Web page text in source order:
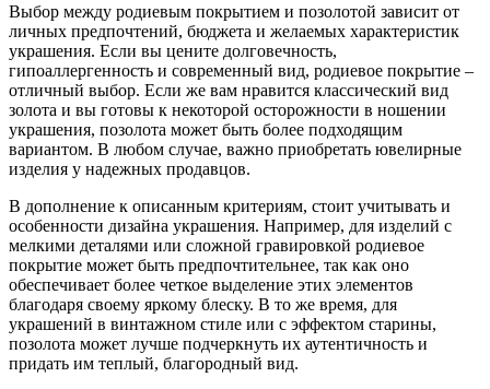
Выбор между родиевым покрытием и позолотой зависит от
личных предпочтений, бюджета и желаемых характеристик
украшения. Если вы цените долговечность,
гипоаллергенность и современный вид, родиевое покрытие –
отличный выбор. Если же вам нравится классический вид
золота и вы готовы к некоторой осторожности в ношении
украшения, позолота может быть более подходящим
вариантом. В любом случае, важно приобретать ювелирные
изделия у надежных продавцов.
В дополнение к описанным критериям, стоит учитывать и
особенности дизайна украшения. Например, для изделий с
мелкими деталями или сложной гравировкой родиевое
покрытие может быть предпочтительнее, так как оно
обеспечивает более четкое выделение этих элементов
благодаря своему яркому блеску. В то же время, для
украшений в винтажном стиле или с эффектом старины,
позолота может лучше подчеркнуть их аутентичность и
придать им теплый, благородный вид.